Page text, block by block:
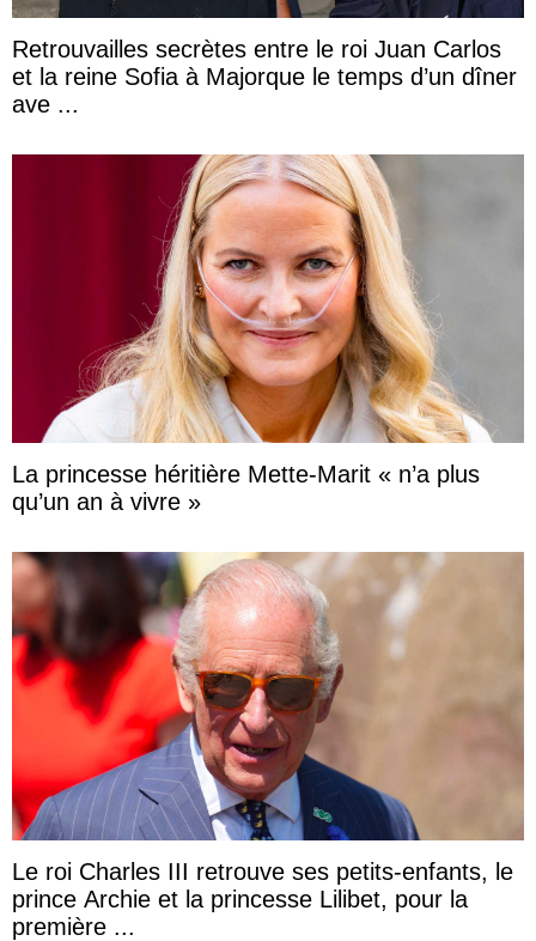
Retrouvailles secrètes entre le roi Juan Carlos
et la reine Sofia à Majorque le temps d’un dîner
ave ...
La princesse héritière Mette-Marit « n’a plus
qu’un an à vivre »
Le roi Charles III retrouve ses petits-enfants, le
prince Archie et la princesse Lilibet, pour la
première ...